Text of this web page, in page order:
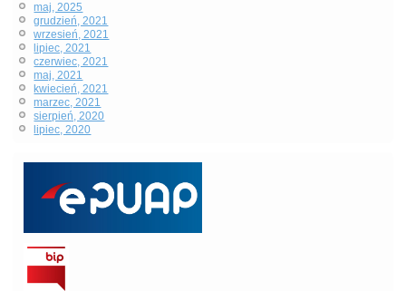
maj, 2025
grudzień, 2021
wrzesień, 2021
lipiec, 2021
czerwiec, 2021
maj, 2021
kwiecień, 2021
marzec, 2021
sierpień, 2020
lipiec, 2020